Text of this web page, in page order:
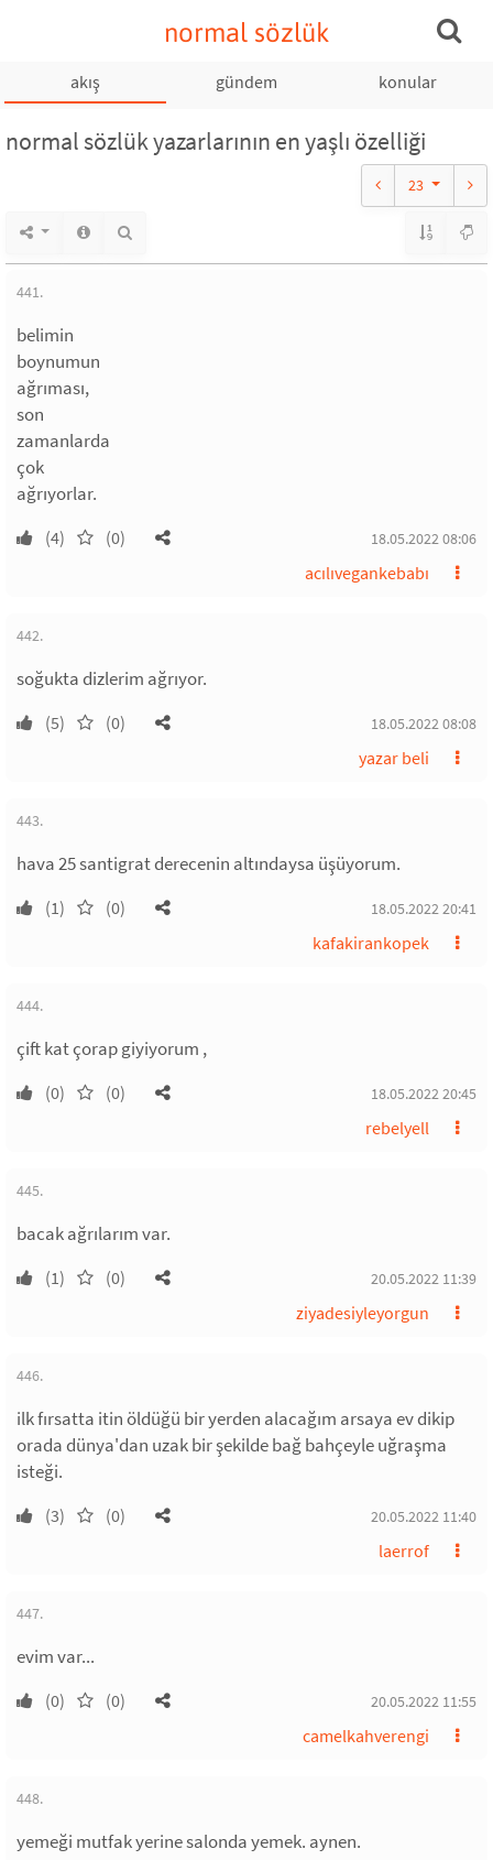
normal sözlük
akış gündem konular
normal sözlük yazarlarının en yaşlı özelliği
23
441.
belimin
boynumun
ağrıması,
son
zamanlarda
çok
ağrıyorlar.
(4) (0) 18.05.2022 08:06
acılıvegankebabı
442.
soğukta dizlerim ağrıyor.
(5) (0) 18.05.2022 08:08
yazar beli
443.
hava 25 santigrat derecenin altındaysa üşüyorum.
(1) (0) 18.05.2022 20:41
kafakirankopek
444.
çift kat çorap giyiyorum ,
(0) (0) 18.05.2022 20:45
rebelyell
445.
bacak ağrılarım var.
(1) (0) 20.05.2022 11:39
ziyadesiyleyorgun
446.
ilk fırsatta itin öldüğü bir yerden alacağım arsaya ev dikip
orada dünya'dan uzak bir şekilde bağ bahçeyle uğraşma
isteği.
(3) (0) 20.05.2022 11:40
laerrof
447.
evim var...
(0) (0) 20.05.2022 11:55
camelkahverengi
448.
yemeği mutfak yerine salonda yemek. aynen.